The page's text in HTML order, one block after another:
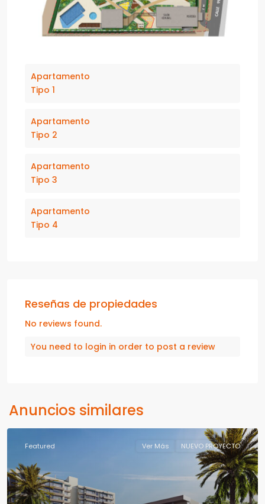
Apartamento
Tipo 1
Apartamento
Tipo 2
Apartamento
Tipo 3
Apartamento
Tipo 4
Reseñas de propiedades
No reviews found.
You need to login in order to post a review
Anuncios similares
Featured Ver Más NUEVO PROYECTO